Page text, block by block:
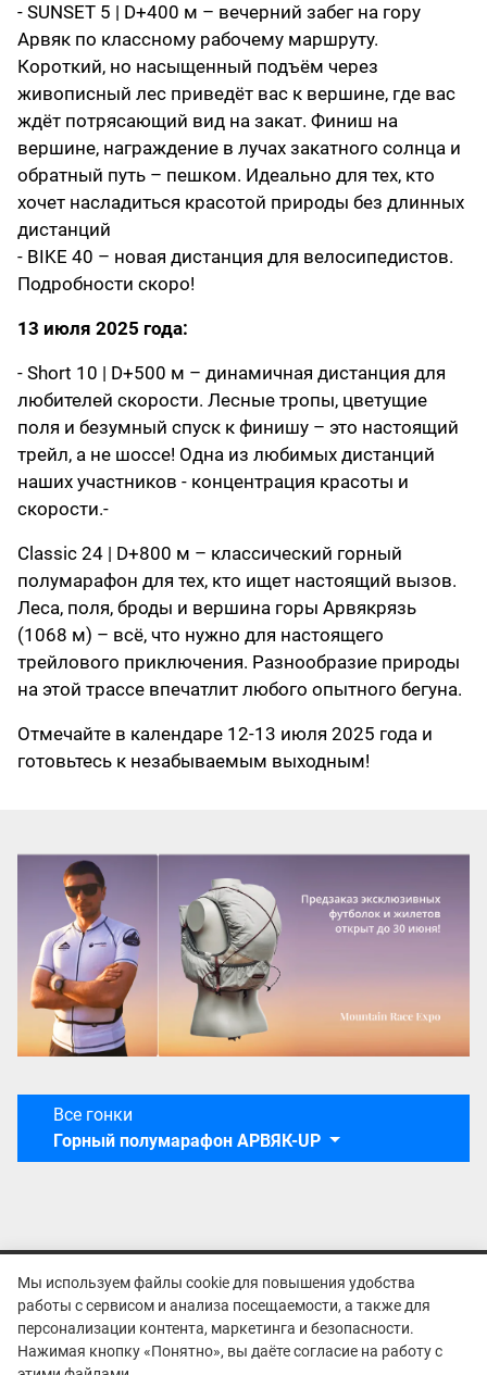
- SUNSET 5 | D+400 м – вечерний забег на гору
Арвяк по классному рабочему маршруту.
Короткий, но насыщенный подъём через
живописный лес приведёт вас к вершине, где вас
ждёт потрясающий вид на закат. Финиш на
вершине, награждение в лучах закатного солнца и
обратный путь – пешком. Идеально для тех, кто
хочет насладиться красотой природы без длинных
дистанций
- BIKE 40 – новая дистанция для велосипедистов.
Подробности скоро!
13 июля 2025 года:
- Short 10 | D+500 м – динамичная дистанция для
любителей скорости. Лесные тропы, цветущие
поля и безумный спуск к финишу – это настоящий
трейл, а не шоссе! Одна из любимых дистанций
наших участников - концентрация красоты и
скорости.-
Classic 24 | D+800 м – классический горный
полумарафон для тех, кто ищет настоящий вызов.
Леса, поля, броды и вершина горы Арвякрязь
(1068 м) – всё, что нужно для настоящего
трейлового приключения. Разнообразие природы
на этой трассе впечатлит любого опытного бегуна.
Отмечайте в календаре 12-13 июля 2025 года и
готовьтесь к незабываемым выходным!
Все гонки
Горный полумарафон АРВЯК-UP
Мы используем файлы cookie для повышения удобства
работы с сервисом и анализа посещаемости, а также для
персонализации контента, маркетинга и безопасности.
Нажимая кнопку «Понятно», вы даёте согласие на работу с
Политика конфиденциальности